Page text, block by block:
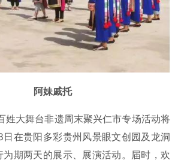
阿妹戚托
姓大舞台非遗周末聚兴仁市专场活动将
在贵阳多彩贵州风景眼文创园及龙洞
为期两天的展示、展演活动。届时，欢